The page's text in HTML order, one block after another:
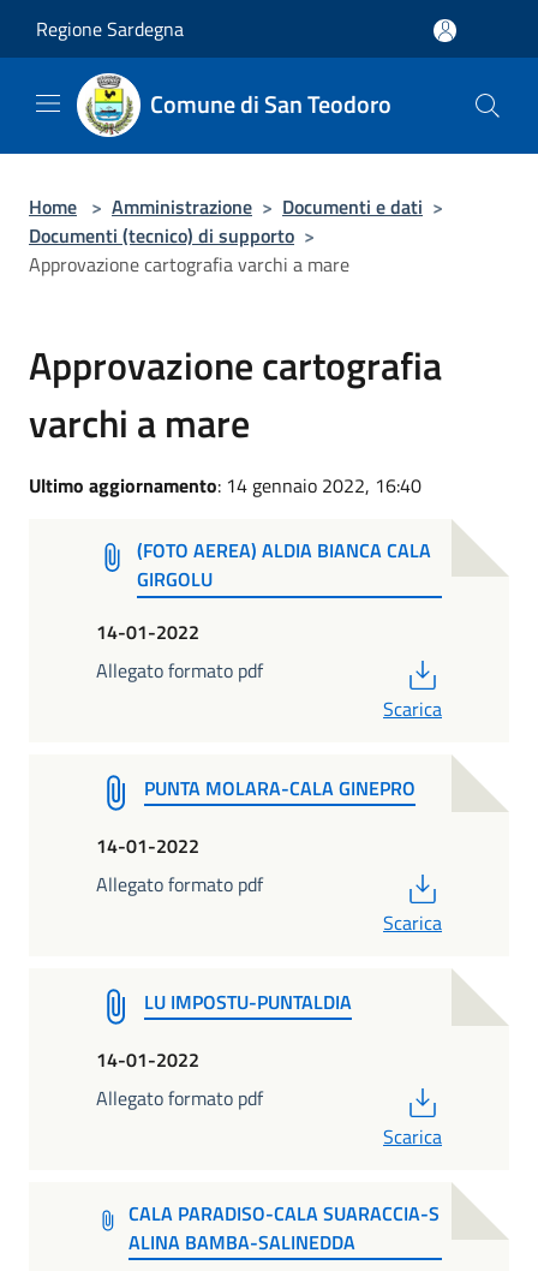
Regione Sardegna
Comune di San Teodoro
Home > Amministrazione > Documenti e dati >
Documenti (tecnico) di supporto >
Approvazione cartografia varchi a mare
Approvazione cartografia
varchi a mare
Ultimo aggiornamento: 14 gennaio 2022, 16:40
(FOTO AEREA) ALDIA BIANCA CALA
GIRGOLU
14-01-2022
Allegato formato pdf
Scarica
PUNTA MOLARA-CALA GINEPRO
14-01-2022
Allegato formato pdf
Scarica
LU IMPOSTU-PUNTALDIA
14-01-2022
Allegato formato pdf
Scarica
CALA PARADISO-CALA SUARACCIA-S
ALINA BAMBA-SALINEDDA